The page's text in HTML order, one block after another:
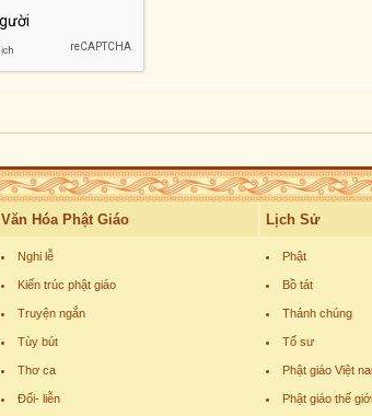
Văn Hóa Phật Giáo
Nghi lễ
Kiến trúc phật giáo
Truyện ngắn
Tùy bút
Thơ ca
Đối- liễn
Lịch Sử
Phật
Bồ tát
Thánh chúng
Tổ sư
Phật giáo Việt
Phật giáo thế giới